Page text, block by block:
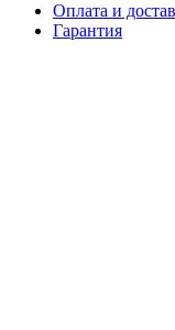
Оплата и
Гарантия